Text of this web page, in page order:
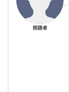
視聴者